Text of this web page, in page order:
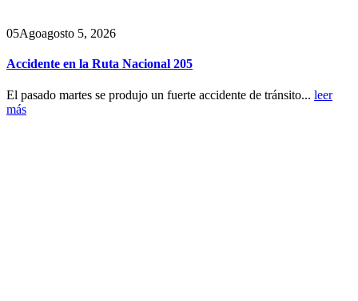
05Agoagosto 5, 2026
Accidente en la Ruta Nacional 205
El pasado martes se produjo un fuerte accidente de tránsito... leer
más